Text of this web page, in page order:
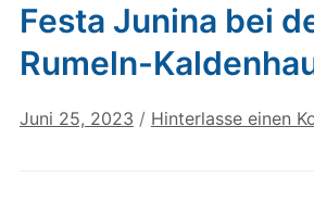
Festa Junina bei
Rumeln-
Juni 25, 2023 / Hinterlasse einen